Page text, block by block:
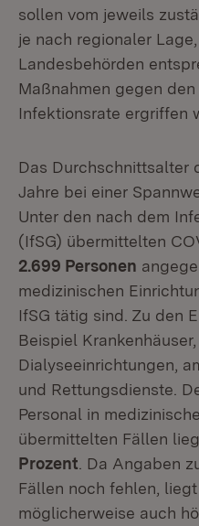
sollen vom jeweils
je nach regionaler
Landesbehörden
Maßnahmen gegen
Infektionsrate ergriffen
Das Durchschnittsalter
Jahre bei einer
Unter den nach dem
(IfSG) übermittelten
2.699 Personen
medizinischen
IfSG tätig sind. Zu den
Beispiel
Dialyseeinrichtungen,
und Rettungsdienste.
Personal in
übermittelten Fällen
Prozent . Da Angaben
Fällen noch fehlen,
möglicherweise auch